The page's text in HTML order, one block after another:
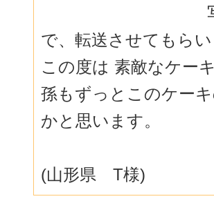
で、転送させてもら
この度は 素敵なケー
孫もずっとこのケー
かと思います。
(山形県 T様)